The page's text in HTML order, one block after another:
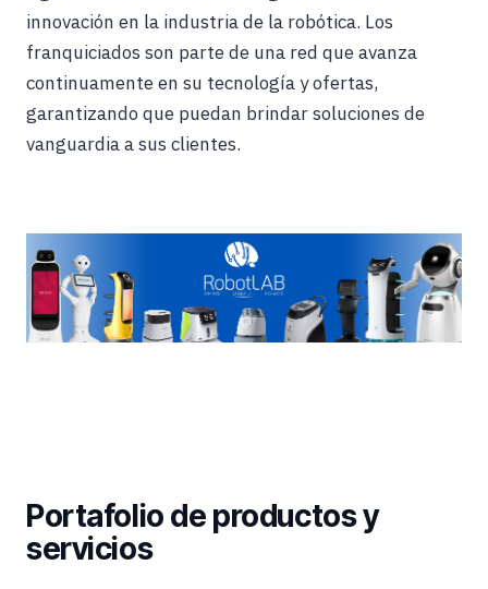
innovación en la industria de la robótica. Los
franquiciados son parte de una red que avanza
continuamente en su tecnología y ofertas,
garantizando que puedan brindar soluciones de
vanguardia a sus clientes.
Portafolio de productos y
servicios